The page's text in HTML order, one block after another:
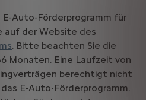
Auto-Förderprogramm für
auf der Website des
. Bitte beachten Sie die
Monaten. Eine Laufzeit von
berechtigt nicht
E-Auto-Förderprogramm.